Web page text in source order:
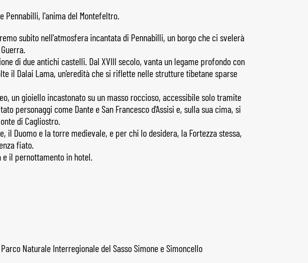
Pennabilli, l'anima del Montefeltro.
subito nell'atmosfera incantata di Pennabilli, un borgo che ci svelerà
di due antichi castelli. Dal XVIII secolo, vanta un legame profondo con
il Dalai Lama, un'eredità che si riflette nelle strutture tibetane sparse
un gioiello incastonato su un masso roccioso, accessibile solo tramite
personaggi come Dante e San Francesco d'Assisi e, sulla sua cima, si
di Cagliostro.
il Duomo e la torre medievale, e per chi lo desidera, la Fortezza stessa,
fiato.
il pernottamento in hotel.
Naturale Interregionale del Sasso Simone e Simoncello